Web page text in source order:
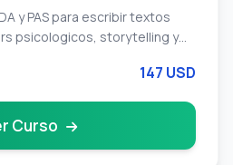
y PAS para escribir textos
psicologicos, storytelling y
147 USD
Curso